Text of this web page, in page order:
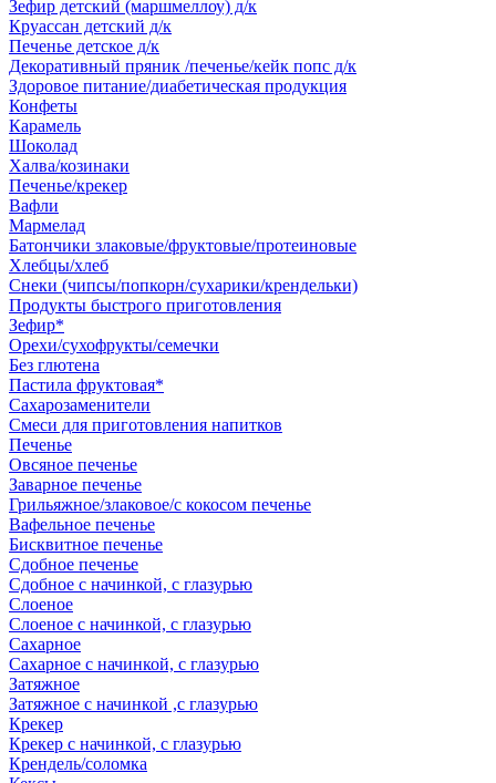
Зефир детский (маршмеллоу) д/к
Круассан детский д/к
Печенье детское д/к
Декоративный пряник /печенье/кейк попс д/к
Здоровое питание/диабетическая продукция
Конфеты
Карамель
Шоколад
Халва/козинаки
Печенье/крекер
Вафли
Мармелад
Батончики злаковые/фруктовые/протеиновые
Хлебцы/хлеб
Снеки (чипсы/попкорн/сухарики/крендельки)
Продукты быстрого приготовления
Зефир*
Орехи/сухофрукты/семечки
Без глютена
Пастила фруктовая*
Сахарозаменители
Смеси для приготовления напитков
Печенье
Овсяное печенье
Заварное печенье
Грильяжное/злаковое/с кокосом печенье
Вафельное печенье
Бисквитное печенье
Сдобное печенье
Сдобное с начинкой, с глазурью
Слоеное
Слоеное с начинкой, с глазурью
Сахарное
Сахарное с начинкой, с глазурью
Затяжное
Затяжное с начинкой ,с глазурью
Крекер
Крекер с начинкой, с глазурью
Крендель/соломка